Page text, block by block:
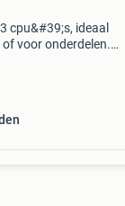
cpu&#39;s, ideaal
voor onderdelen.